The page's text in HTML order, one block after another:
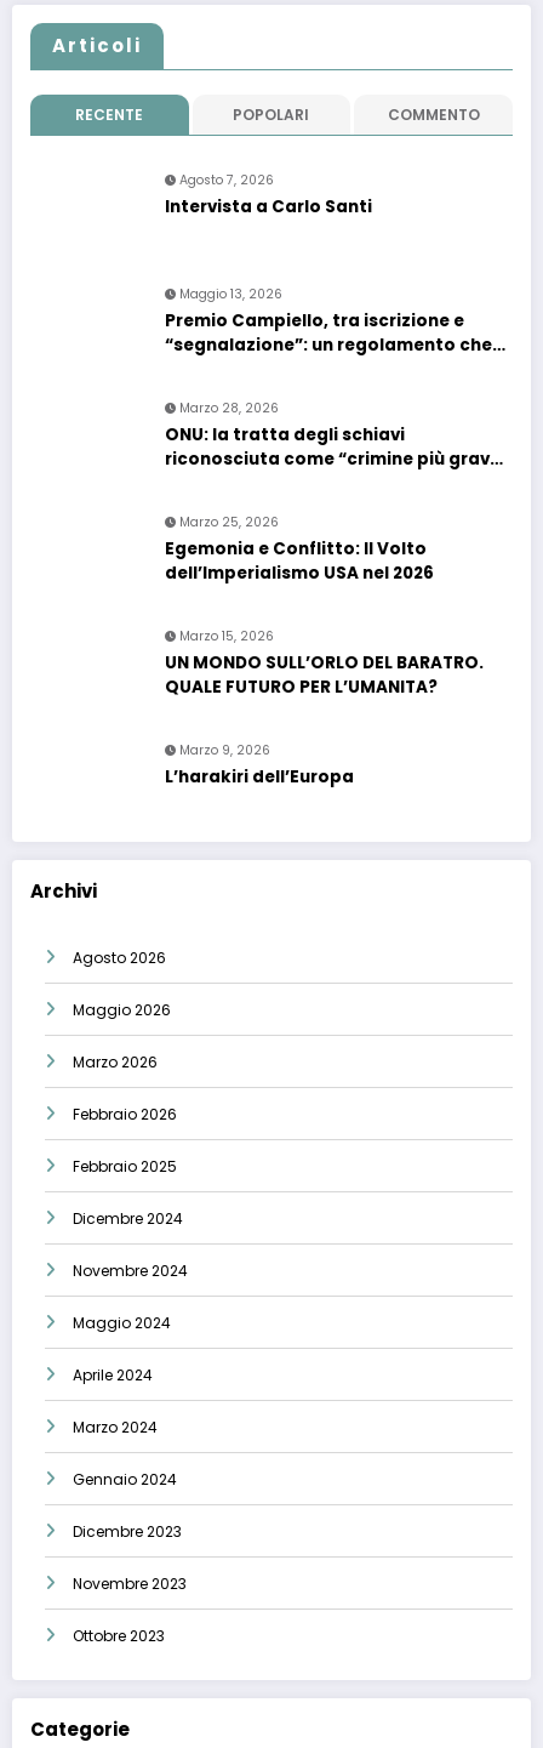
Articoli
RECENTE POPOLARI COMMENTO
Agosto 7, 2026
Intervista a Carlo Santi
Maggio 13, 2026
Premio Campiello, tra iscrizione e
“segnalazione”: un regolamento che
Marzo 28, 2026
ONU: la tratta degli schiavi
riconosciuta come “crimine più grave
Marzo 25, 2026
Egemonia e Conflitto: Il Volto
dell’Imperialismo USA nel 2026
Marzo 15, 2026
UN MONDO SULL’ORLO DEL BARATRO.
QUALE FUTURO PER L’UMANITA?
Marzo 9, 2026
L’harakiri dell’Europa
Archivi
Agosto 2026
Maggio 2026
Marzo 2026
Febbraio 2026
Febbraio 2025
Dicembre 2024
Novembre 2024
Maggio 2024
Aprile 2024
Marzo 2024
Gennaio 2024
Dicembre 2023
Novembre 2023
Ottobre 2023
Categorie